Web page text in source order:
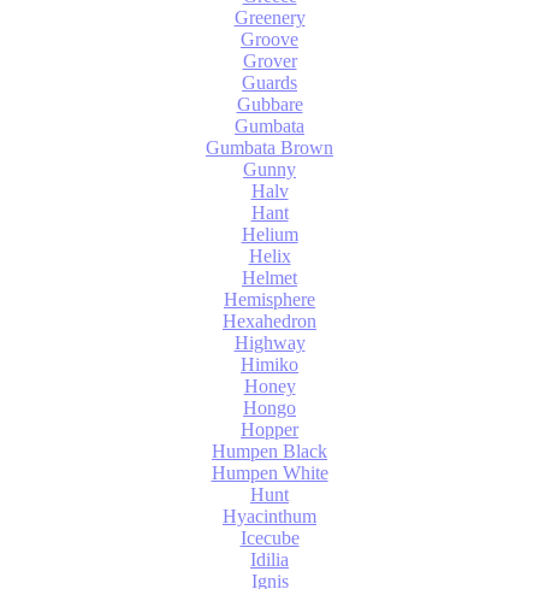
Greenery
Groove
Grover
Guards
Gubbare
Gumbata
Gumbata Brown
Gunny
Halv
Hant
Helium
Helix
Helmet
Hemisphere
Hexahedron
Highway
Himiko
Honey
Hongo
Hopper
Humpen Black
Humpen White
Hunt
Hyacinthum
Icecube
Idilia
Ignis